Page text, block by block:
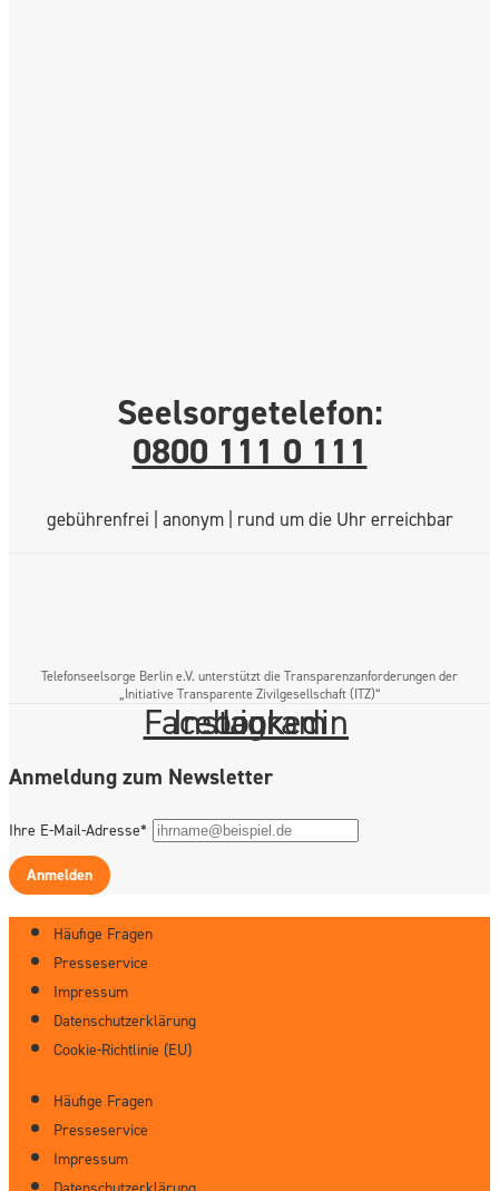
Seelsorgetelefon:
0800 111 0 111
gebührenfrei | anonym | rund um die Uhr erreichbar
Telefonseelsorge Berlin e.V. unterstützt die Transparenzanforderungen der
„Initiative Transparente Zivilgesellschaft (ITZ)“
Facebook
Instagram
Linkedin
Anmeldung zum Newsletter
Ihre E-Mail-Adresse*
Anmelden
Häufige Fragen
Presseservice
Impressum
Datenschutzerklärung
Cookie-Richtlinie (EU)
Häufige Fragen
Presseservice
Impressum